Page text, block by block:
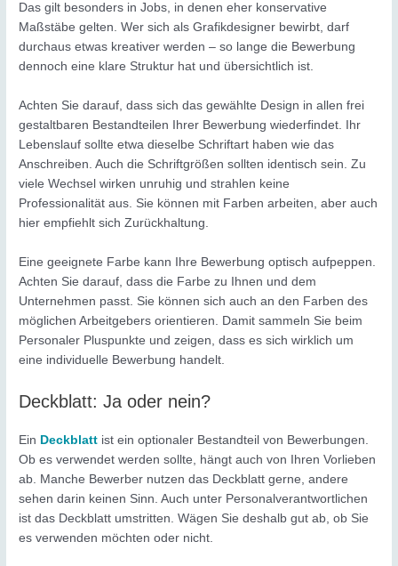
Das gilt besonders in Jobs, in denen eher konservative
Maßstäbe gelten. Wer sich als Grafikdesigner bewirbt, darf
durchaus etwas kreativer werden – so lange die Bewerbung
dennoch eine klare Struktur hat und übersichtlich ist.
Achten Sie darauf, dass sich das gewählte Design in allen frei
gestaltbaren Bestandteilen Ihrer Bewerbung wiederfindet. Ihr
Lebenslauf sollte etwa dieselbe Schriftart haben wie das
Anschreiben. Auch die Schriftgrößen sollten identisch sein. Zu
viele Wechsel wirken unruhig und strahlen keine
Professionalität aus. Sie können mit Farben arbeiten, aber auch
hier empfiehlt sich Zurückhaltung.
Eine geeignete Farbe kann Ihre Bewerbung optisch aufpeppen.
Achten Sie darauf, dass die Farbe zu Ihnen und dem
Unternehmen passt. Sie können sich auch an den Farben des
möglichen Arbeitgebers orientieren. Damit sammeln Sie beim
Personaler Pluspunkte und zeigen, dass es sich wirklich um
eine individuelle Bewerbung handelt.
Deckblatt: Ja oder nein?
Ein Deckblatt ist ein optionaler Bestandteil von Bewerbungen.
Ob es verwendet werden sollte, hängt auch von Ihren Vorlieben
ab. Manche Bewerber nutzen das Deckblatt gerne, andere
sehen darin keinen Sinn. Auch unter Personalverantwortlichen
ist das Deckblatt umstritten. Wägen Sie deshalb gut ab, ob Sie
es verwenden möchten oder nicht.